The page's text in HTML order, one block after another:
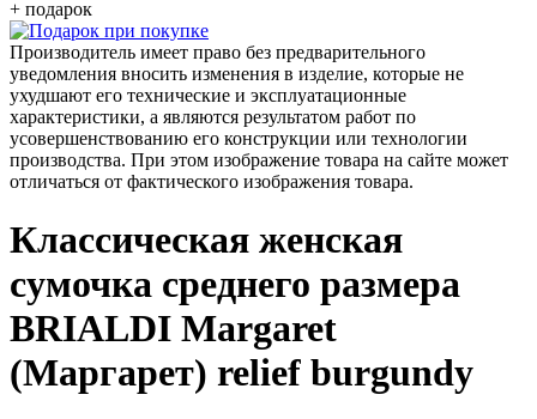
+ подарок
Производитель имеет право без предварительного
уведомления вносить изменения в изделие, которые не
ухудшают его технические и эксплуатационные
характеристики, а являются результатом работ по
усовершенствованию его конструкции или технологии
производства. При этом изображение товара на сайте может
отличаться от фактического изображения товара.
Классическая женская
сумочка среднего размера
BRIALDI Margaret
(Маргарет) relief burgundy